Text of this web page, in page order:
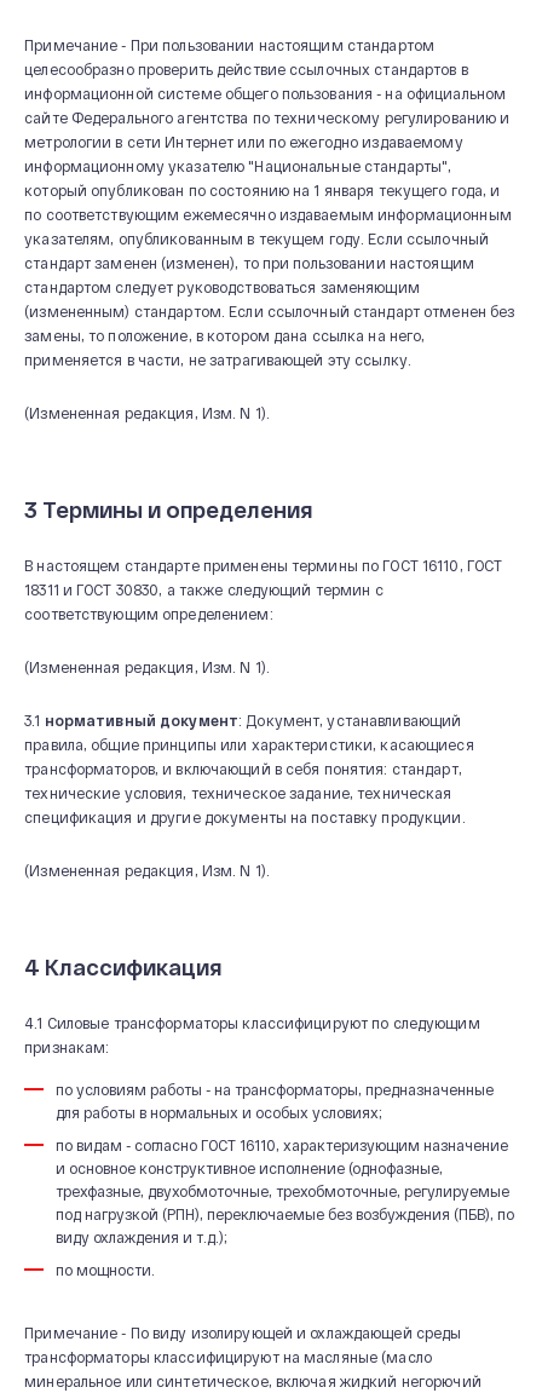
Примечание - При пользовании настоящим стандартом
целесообразно проверить действие ссылочных стандартов в
информационной системе общего пользования - на официальном
сайте Федерального агентства по техническому регулированию и
метрологии в сети Интернет или по ежегодно издаваемому
информационному указателю "Национальные стандарты",
который опубликован по состоянию на 1 января текущего года, и
по соответствующим ежемесячно издаваемым информационным
указателям, опубликованным в текущем году. Если ссылочный
стандарт заменен (изменен), то при пользовании настоящим
стандартом следует руководствоваться заменяющим
(измененным) стандартом. Если ссылочный стандарт отменен без
замены, то положение, в котором дана ссылка на него,
применяется в части, не затрагивающей эту ссылку.
(Измененная редакция, Изм. N 1).
3 Термины и определения
В настоящем стандарте применены термины по ГОСТ 16110, ГОСТ
18311 и ГОСТ 30830, а также следующий термин с
соответствующим определением:
(Измененная редакция, Изм. N 1).
3.1 нормативный документ: Документ, устанавливающий
правила, общие принципы или характеристики, касающиеся
трансформаторов, и включающий в себя понятия: стандарт,
технические условия, техническое задание, техническая
спецификация и другие документы на поставку продукции.
(Измененная редакция, Изм. N 1).
4 Классификация
4.1 Силовые трансформаторы классифицируют по следующим
признакам:
по условиям работы - на трансформаторы, предназначенные
для работы в нормальных и особых условиях;
по видам - согласно ГОСТ 16110, характеризующим назначение
и основное конструктивное исполнение (однофазные,
трехфазные, двухобмоточные, трехобмоточные, регулируемые
под нагрузкой (РПН), переключаемые без возбуждения (ПБВ), по
виду охлаждения и т.д.);
по мощности.
Примечание - По виду изолирующей и охлаждающей среды
трансформаторы классифицируют на масляные (масло
минеральное или синтетическое, включая жидкий негорючий